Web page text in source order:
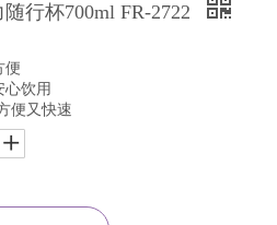
行杯700ml FR-2722
便
心饮用
便又快速